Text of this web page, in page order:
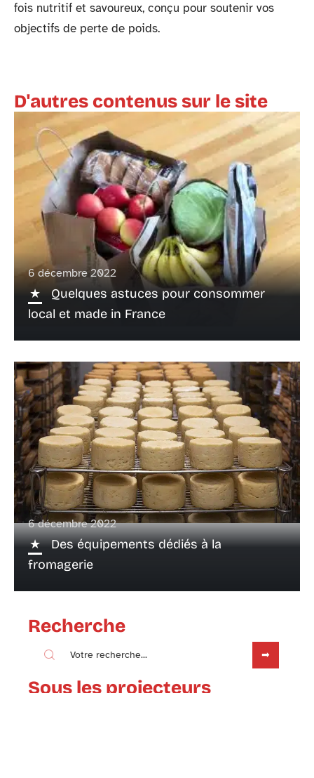
fois nutritif et savoureux, conçu pour soutenir vos
objectifs de perte de poids.
D'autres contenus sur le site
6 décembre 2022
Quelques astuces pour consommer
local et made in France
6 décembre 2022
Des équipements dédiés à la
fromagerie
Recherche
Sous les projecteurs